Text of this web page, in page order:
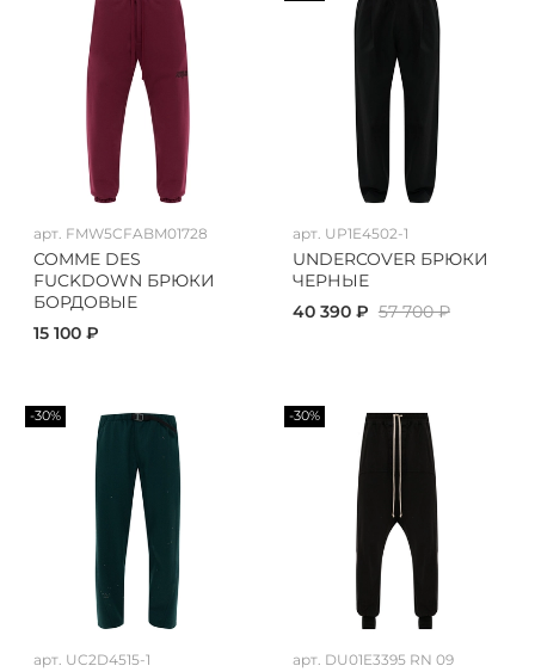
арт. FMW5CFABM01728
COMME DES
FUCKDOWN БРЮКИ
БОРДОВЫЕ
15 100 ₽
арт. UP1E4502-1
UNDERCOVER БРЮКИ
ЧЕРНЫЕ
40 390 ₽ 57 700 ₽
-30%
арт. UC2D4515-1
-30%
арт. DU01E3395 RN 09